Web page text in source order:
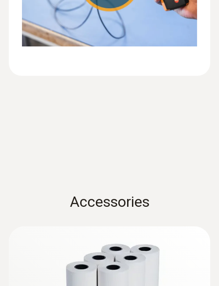
Lunghezza cavo
Accessories